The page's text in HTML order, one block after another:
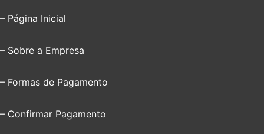
– Página Inicial
– Sobre a Empresa
– Formas de Pagamento
– Confirmar Pagamento